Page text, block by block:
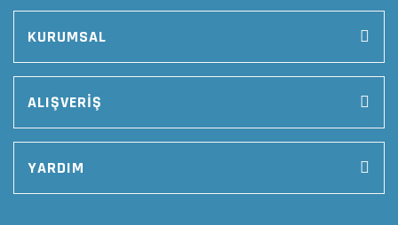
KURUMSAL
ALIŞVERİŞ
YARDIM